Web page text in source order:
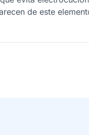
de este